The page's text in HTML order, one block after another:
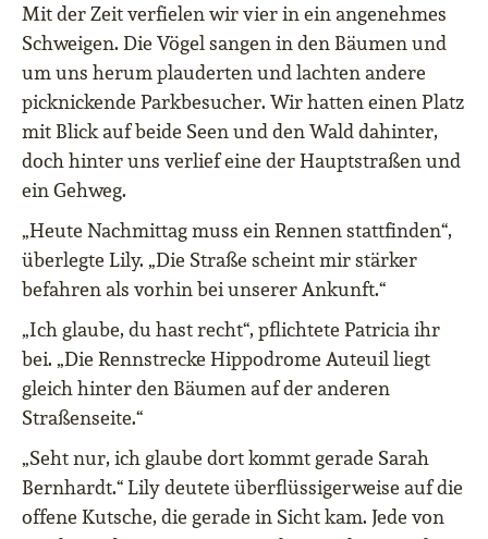
Mit der Zeit verfielen wir vier in ein angenehmes
Schweigen. Die Vögel sangen in den Bäumen und
um uns herum plauderten und lachten andere
picknickende Parkbesucher. Wir hatten einen Platz
mit Blick auf beide Seen und den Wald dahinter,
doch hinter uns verlief eine der Hauptstraßen und
ein Gehweg.
„Heute Nachmittag muss ein Rennen stattfinden“,
überlegte Lily. „Die Straße scheint mir stärker
befahren als vorhin bei unserer Ankunft.“
„Ich glaube, du hast recht“, pflichtete Patricia ihr
bei. „Die Rennstrecke Hippodrome Auteuil liegt
gleich hinter den Bäumen auf der anderen
Straßenseite.“
„Seht nur, ich glaube dort kommt gerade Sarah
Bernhardt.“ Lily deutete überflüssigerweise auf die
offene Kutsche, die gerade in Sicht kam. Jede von